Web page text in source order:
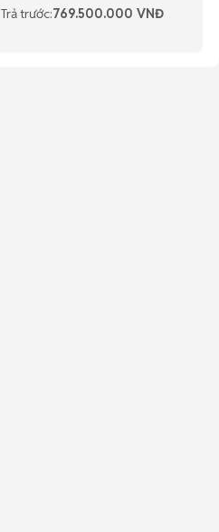
Trả trước:769.500.000 VNĐ